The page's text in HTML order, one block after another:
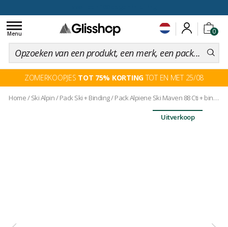
0
Toggle
navigation
Menu
ZOMERKOOPJES TOT 75% KORTINGTOT EN MET 25/08
Home/ Ski Alpin/Pack Ski + Binding/Pack Alpiene Ski Maven 88 Cti + binding
Uitverkoop